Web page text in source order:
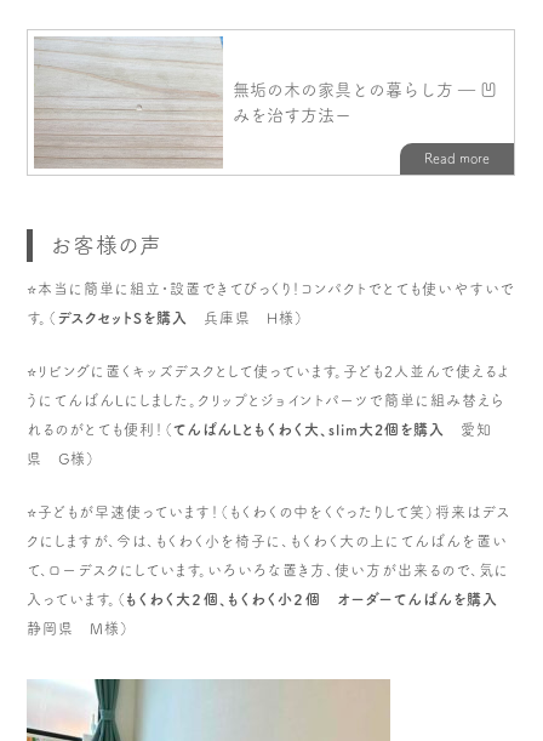
お客様の声
⭐️本当に簡単に組立・設置できてびっくり！コンパクトでとても使いやすいで
す。（ デスクセットSを購入 兵庫県 H様）
⭐️リビングに置くキッズデスクとして使っています。子ども2人並んで使えるよ
うにてんばんLにしました。クリップとジョイントパーツで簡単に組み替えら
れるのがとても便利！（てんばんLともくわく大、slim大2個を購入
愛知
県 G様）
⭐️子どもが早速使っています！（もくわくの中をくぐったりして笑）将来はデス
クにしますが、今は、もくわく小を椅子に、もくわく大の上にてんばんを置い
て、ローデスクにしています。いろいろな置き方、使い方が出来るので、気に
入っています。（ もくわく大２個、もくわく小２個 オーダーてんばんを購入
静岡県 M様）